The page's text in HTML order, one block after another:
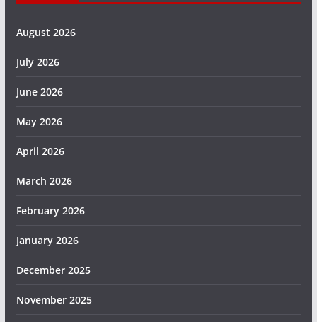
August 2026
July 2026
June 2026
May 2026
April 2026
March 2026
February 2026
January 2026
December 2025
November 2025